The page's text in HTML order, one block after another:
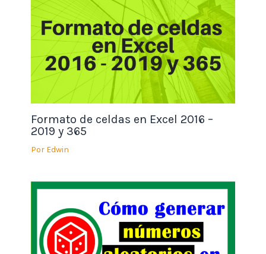
Formato de celdas en Excel 2016 –
2019 y 365
Por Edwin